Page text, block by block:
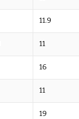
11.9
11
16
11
19